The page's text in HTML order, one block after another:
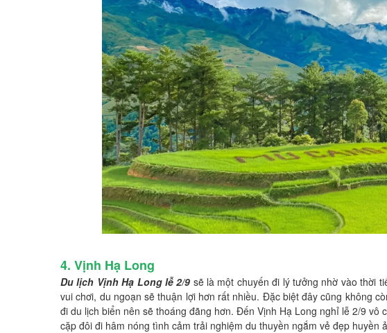
4. Vịnh Hạ Long
Du lịch Vịnh Hạ Long lễ 2/9 sẽ là một chuyến đi lý tưởng nhờ vào thời
vui chơi, du ngoạn sẽ thuận lợi hơn rất nhiều. Đặc biệt đây cũng không
đi du lịch biển nên sẽ thoáng đãng hơn. Đến Vịnh Hạ Long nghỉ lễ 2/9
cặp đôi đi hâm nóng tình cảm trải nghiệm du thuyền ngắm vẻ đẹp huyền